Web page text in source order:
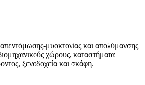
μυοκτονίας και απολύμανσης
χώρους, καταστήματα
ξενοδοχεία και σκάφη.